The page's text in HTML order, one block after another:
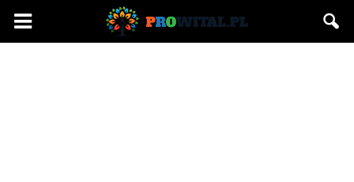
Prowital.pl